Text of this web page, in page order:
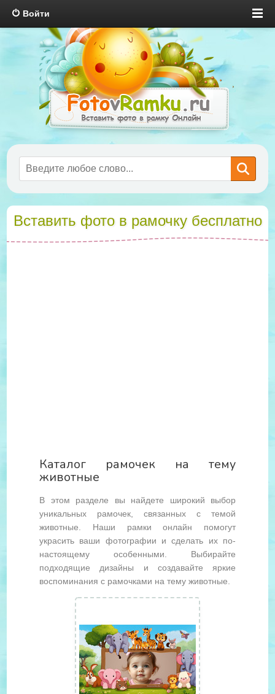
Войти
Вставить фото в рамочку бесплатно
Каталог рамочек на тему
животные
В этом разделе вы найдете широкий выбор
уникальных рамочек, связанных с темой
животные. Наши рамки онлайн помогут
украсить ваши фотографии и сделать их по-
настоящему особенными. Выбирайте
подходящие дизайны и создавайте яркие
воспоминания с рамочками на тему животные.